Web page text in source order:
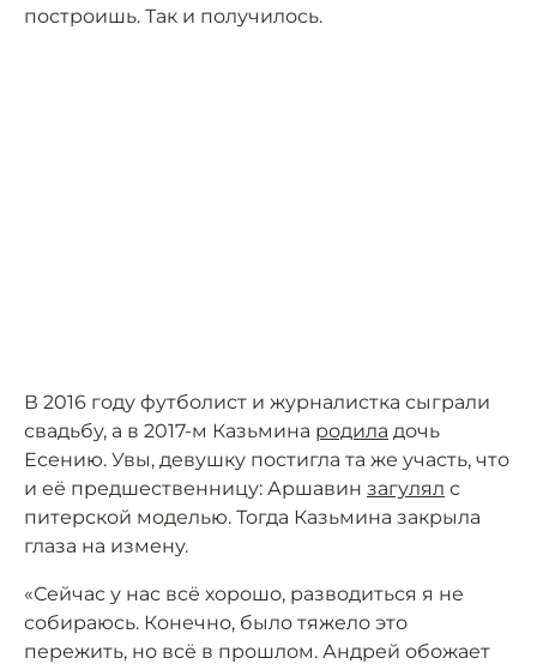
построишь. Так и получилось.
В 2016 году футболист и журналистка сыграли
свадьбу, а в 2017-м Казьмина родила дочь
Есению. Увы, девушку постигла та же участь, что
и её предшественницу: Аршавин загулял с
питерской моделью. Тогда Казьмина закрыла
глаза на измену.
«Сейчас у нас всё хорошо, разводиться я не
собираюсь. Конечно, было тяжело это
пережить, но всё в прошлом. Андрей обожает